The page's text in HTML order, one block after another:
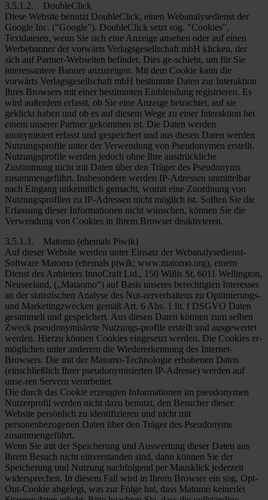
3.5.1.2. DoubleClick
Diese Website benutzt DoubleClick, einen Webanalysedienst der
Google Inc. ("Google"). DoubleClick setzt sog. "Cookies",
Textdateien, wenn Sie sich eine Anzeige ansehen oder auf einen
Werbebanner der vorwärts Verlagsgesellschaft mbH klicken, der
sich auf Partner-Webseiten befindet. Dies ge-schieht, um für Sie
interessantere Banner anzuzeigen. Mit dem Cookie kann die
vorwärts Verlagsgesellschaft mbH bestimmte Daten zur Interaktion
Ihres Browsers mit einer bestimmten Einblendung registrieren. Es
wird außerdem erfasst, ob Sie eine Anzeige betrachtet, auf sie
geklickt haben und ob es auf diesem Wege zu einer Interaktion bei
einem unserer Partner gekommen ist. Die Daten werden
anonymisiert erfasst und gespeichert und aus diesen Daten werden
Nutzungsprofile unter der Verwendung von Pseudonymen erstellt.
Nutzungsprofile werden jedoch ohne Ihre ausdrückliche
Zustimmung nicht mit Daten über den Träger des Pseudonyms
zusammengeführt. Insbesondere werden IP-Adressen unmittelbar
nach Eingang unkenntlich gemacht, womit eine Zuordnung von
Nutzungsprofilen zu IP-Adressen nicht möglich ist. Sollten Sie die
Erfassung dieser Informationen nicht wünschen, können Sie die
Verwendung von Cookies in Ihrem Browser deaktivieren.
3.5.1.3. Matomo (ehemals Piwik)
Auf dieser Website werden unter Einsatz der Webanalysedienst-
Software Matomo (ehemals piwik; www.matomo.org), einem
Dienst des Anbieters InnoCraft Ltd., 150 Willis St, 6011 Wellington,
Neuseeland, („Mataomo“) auf Basis unseres berechtigten Interesses
an der statistischen Analyse des Nut-zerverhaltens zu Optimierungs-
und Marketingzwecken gemäß Art. 6 Abs. 1 lit. f DSGVO Daten
gesammelt und gespeichert. Aus diesen Daten können zum selben
Zweck pseudonymisierte Nutzungs-profile erstellt und ausgewertet
werden. Hierzu können Cookies eingesetzt werden. Die Cookies er-
möglichen unter anderem die Wiedererkennung des Internet-
Browsers. Die mit der Matomo-Technologie erhobenen Daten
(einschließlich Ihrer pseudonymisierten IP-Adresse) werden auf
unse-ren Servern verarbeitet.
Die durch das Cookie erzeugten Informationen im pseudonymen
Nutzerprofil werden nicht dazu benutzt, den Besucher dieser
Website persönlich zu identifizieren und nicht mit
personenbezogenen Daten über den Träger des Pseudonyms
zusammengeführt.
Wenn Sie mit der Speicherung und Auswertung dieser Daten aus
Ihrem Besuch nicht einverstanden sind, dann können Sie der
Speicherung und Nutzung nachfolgend per Mausklick jederzeit
widersprechen. In diesem Fall wird in Ihrem Browser ein sog. Opt-
Out-Cookie abgelegt, was zur Folge hat, dass Matomo keinerlei